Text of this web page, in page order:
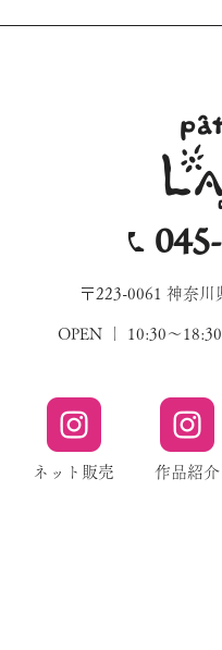
〒223-0061 神奈
OPEN ｜ 10:30～
ネット販売 作品紹介